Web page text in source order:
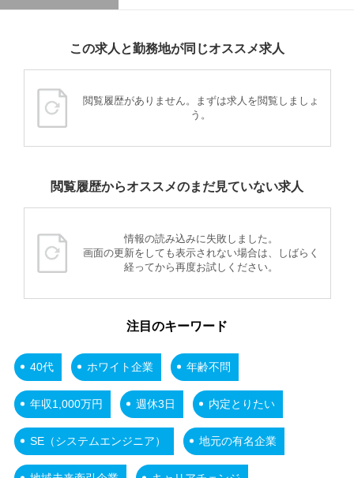
この求人と勤務地が同じオススメ求人
閲覧履歴がありません。まずは求人を閲覧しましょ
う。
閲覧履歴からオススメのまだ見ていない求人
情報の読み込みに失敗しました。
画面の更新をしても表示されない場合は、しばらく
経ってから再度お試しください。
注目のキーワード
40代 ホワイト企業 年齢不問
年収1,000万円 週休3日 内定とりたい
SE（システムエンジニア） 地元の有名企業